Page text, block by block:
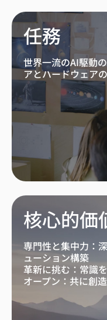
任務
世界一流のAI駆動
アとハードウェア
核心的価
専門性と集中力：
ューション構築
革新に挑む：常識
オープン：共に創